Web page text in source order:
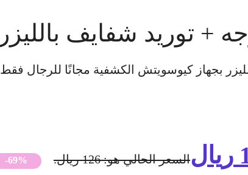
+ توريد شفايف بالليزر
بجهاز كيوسويتش الكشفية مجانًا للرجال فقط
ريالالسعر الحالي هو: 126 ريال. -69%